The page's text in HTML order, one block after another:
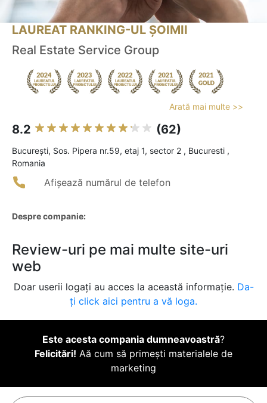
LAUREAT RANKING-UL ȘOIMII
Real Estate Service Group
Arată mai multe >>
8.2 (62)
Bucureşti, Sos. Pipera nr.59, etaj 1, sector 2 , Bucuresti ,
Romania
Afișează numărul de telefon
Despre companie:
Review-uri pe mai multe site-uri
web
Doar userii logați au acces la această informație. Da-
ți click aici pentru a vă loga.
Este acesta compania dumneavoastră?
Felicitări! Aă cum să primești materialele de
marketing